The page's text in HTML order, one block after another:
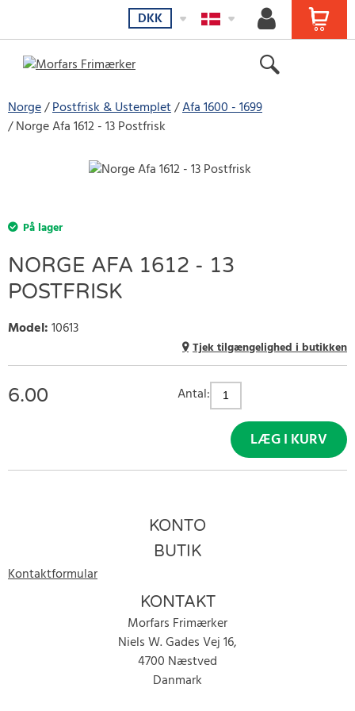
DKK
Norge Postfrisk & Ustemplet Afa 1600 - 1699
Norge Afa 1612 - 13 Postfrisk
På lager
NORGE AFA 1612 - 13
POSTFRISK
Model:10613
Tjek tilgængelighed i butikken
6.00 Antal:
LÆG I KURV
KONTO
BUTIK
Kontaktformular
KONTAKT
Morfars Frimærker
Niels W. Gades Vej 16,
4700 Næstved
Danmark